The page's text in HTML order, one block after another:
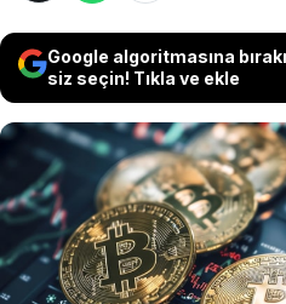
Google algoritmasına
siz seçin! Tıkla ve ekle
Bitcoin, geçen
son 20 ayın en
ardından yeniden
girişlerinin